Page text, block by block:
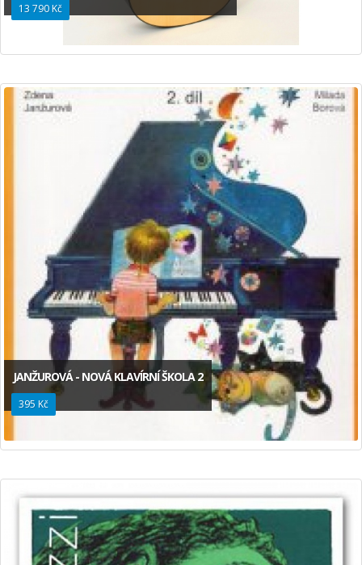
13 790 Kč
JANŽUROVÁ - NOVÁ KLAVÍRNÍ ŠKOLA 2
395 Kč